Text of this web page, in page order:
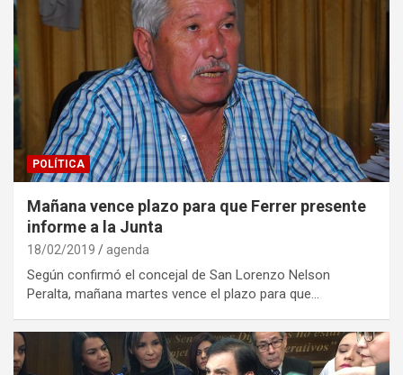
POLÍTICA
Mañana vence plazo para que Ferrer presente
informe a la Junta
18/02/2019 agenda
Según confirmó el concejal de San Lorenzo Nelson
Peralta, mañana martes vence el plazo para que…